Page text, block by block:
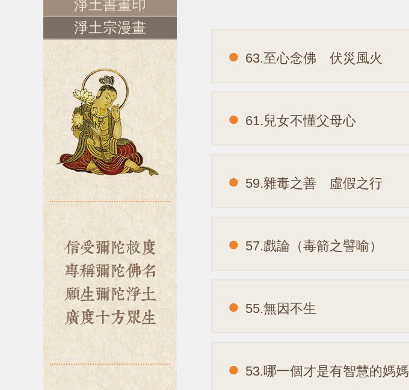
淨土書畫印
淨土宗漫畫
63.至心念佛 伏災風火
61.兒女不懂父母心
59.雜毒之善 虛假之行
57.戲論（毒箭之譬喻）
55.無因不生
53.哪一個才是有智慧的媽媽